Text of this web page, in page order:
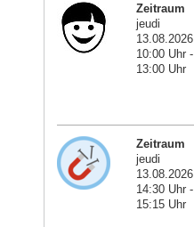
Zeitraum
jeudi
13.08.2026
10:00 Uhr -
13:00 Uhr
Zeitraum
jeudi
13.08.2026
14:30 Uhr -
15:15 Uhr